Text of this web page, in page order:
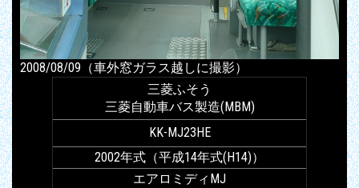
2008/08/09（車外窓ガラス越しに撮影）
三菱ふそう
三菱自動車バス製造(MBM)
KK-MJ23HE
2002年式（平成14年式(H14)）
エアロミディMJ